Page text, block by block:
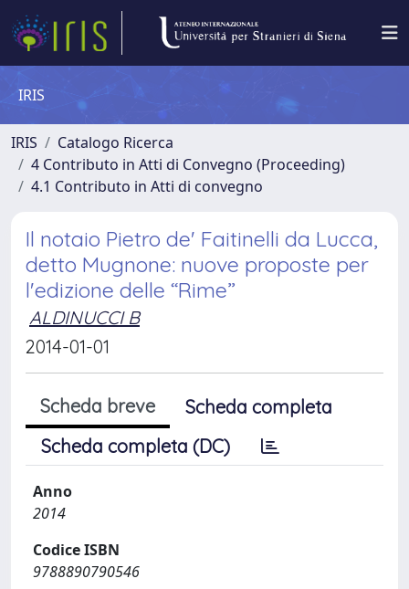
IRIS
IRIS
Catalogo Ricerca
4 Contributo in Atti di Convegno (Proceeding)
4.1 Contributo in Atti di convegno
Il notaio Pietro de' Faitinelli da Lucca,
detto Mugnone: nuove proposte per
l'edizione delle “Rime”
ALDINUCCI B
2014-01-01
Scheda breve
Scheda completa
Scheda completa (DC)
Anno
2014
Codice ISBN
9788890790546